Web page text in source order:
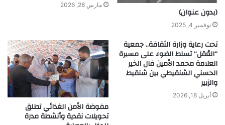
(بدون عنوان)
نوفمبر 4, 2025
مارس 28, 2026
تحت رعاية وزارة الثقافة.. جمعية
“العُقل” تسلط الضوء على مسيرة
العلامة محمد الأمين فال الخير
الحسني الشنقيطي بين شنقيط
والزبير
أبريل 18, 2026
مفوضة الأمن الغذائي تطلق
تحويلات نقدية وأنشطة مدرة